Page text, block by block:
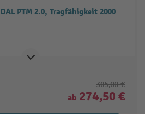
PTM 2.0, Tragfähigkeit 2000
305,00 €
ab 274,50 €